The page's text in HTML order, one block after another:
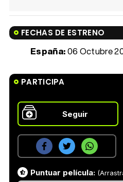
FECHAS DE ESTRENO
España:06 Octubre
PARTICIPA
Seguir
Puntuar película: